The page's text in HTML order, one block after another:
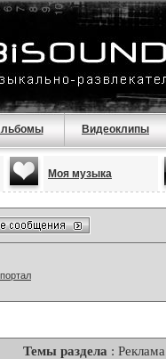
Видеоклипы
Моя музыка
Темы раздела : Реклама